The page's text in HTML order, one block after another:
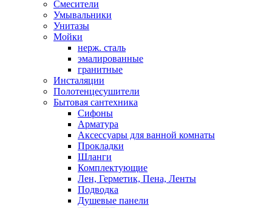
Смесители
Умывальники
Унитазы
Мойки
нерж. сталь
эмалированные
гранитные
Инсталяции
Полотенцесушители
Бытовая сантехника
Сифоны
Арматура
Аксессуары для ванной комнаты
Прокладки
Шланги
Комплектующие
Лен, Герметик, Пена, Ленты
Подводка
Душевые панели